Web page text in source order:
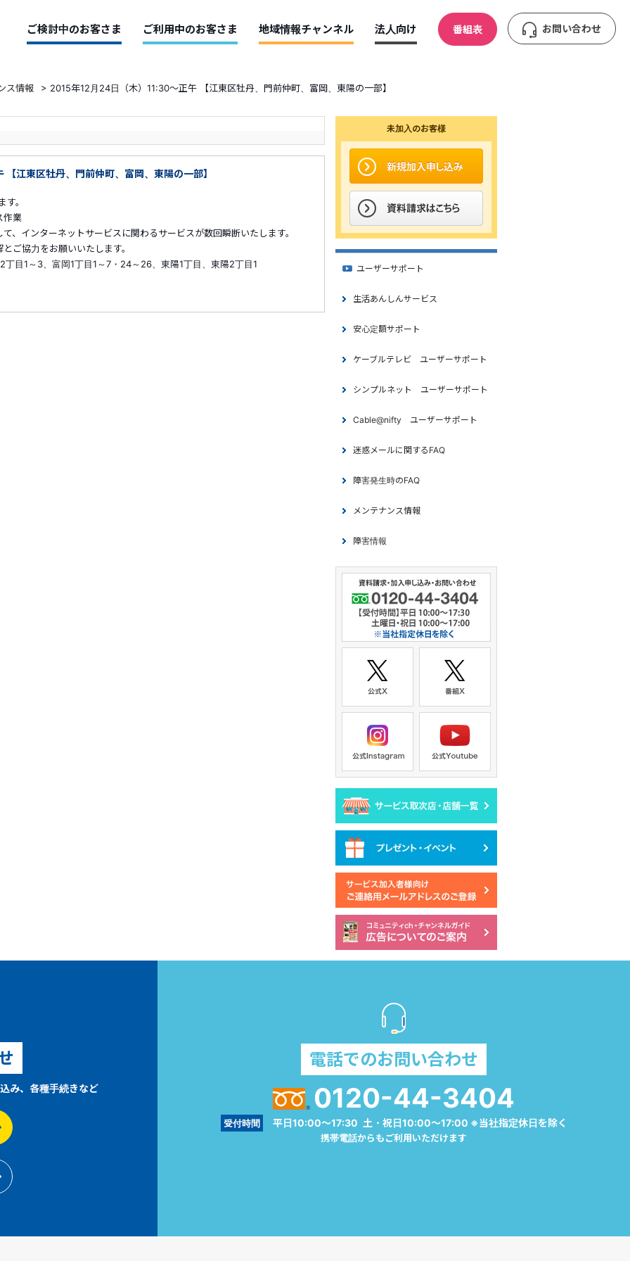
ご検討中のお客さま ご利用中のお客さま 地域情報チャンネル 法人向け 番組表 お問い合わせ
ス情報 > 2015年12月24日（木）11:30～正午 【江東区牡丹、門前仲町、富岡、東陽の一部】
江東区牡丹、門前仲町、富岡、東陽の一部】
。
作業
、インターネットサービスに関わるサービスが数回瞬断いたします。
ご協力をお願いいたします。
丁目1～3、富岡1丁目1～7・24～26、東陽1丁目、東陽2丁目1
未加入のお客様
ユーザーサポート
生活あんしんサービス
安心定額サポート
ケーブルテレビ ユーザーサポート
シンプルネット ユーザーサポート
Cable@nifty ユーザーサポート
迷惑メールに関するFAQ
障害発生時のFAQ
メンテナンス情報
障害情報
み、各種手続きなど
電話でのお問い合わせ
0120-44-3404
受付時間 平日10:00～17:30 土・祝日10:00～17:00 ※当社指定休日を除く
携帯電話からもご利用いただけます